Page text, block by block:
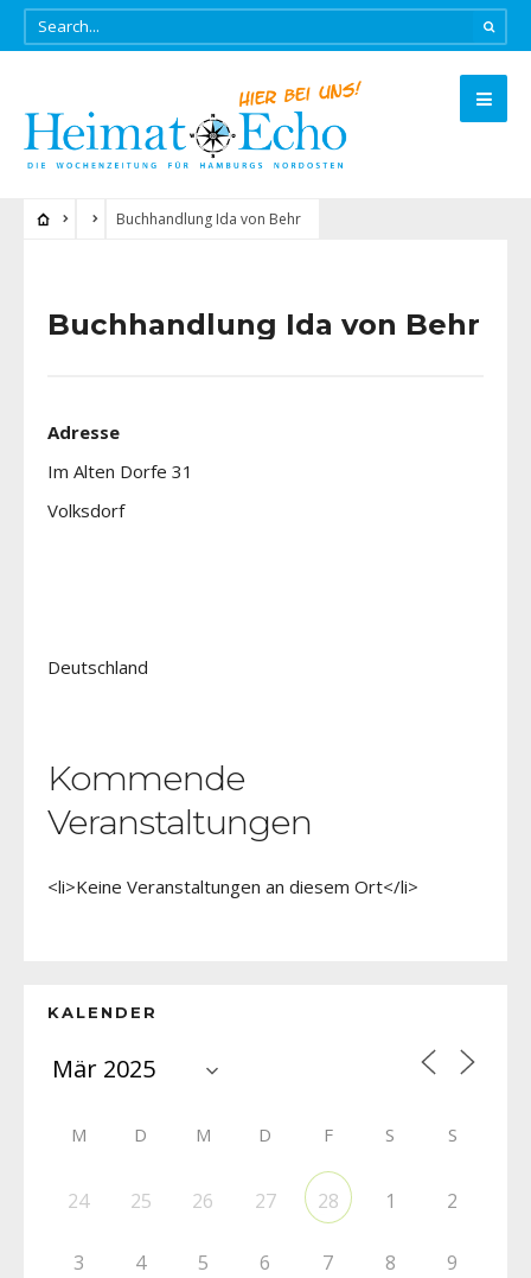
Buchhandlung Ida von Behr
Buchhandlung Ida von Behr
Adresse
Im Alten Dorfe 31
Volksdorf
Deutschland
Kommende
Veranstaltungen
<li>Keine Veranstaltungen an diesem Ort</li>
KALENDER
M D M D F S S
24 25 26 27 28 1 2
3 4 5 6 7 8 9